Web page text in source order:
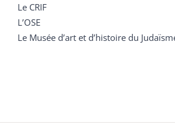
Le CRIF
L’OSE
Le Musée d’art et d’histoire du